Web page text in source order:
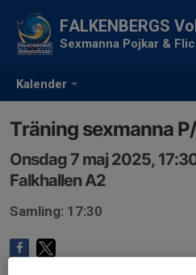
Kalender
FALKENBERGS
Sexmanna Pojkar &
Träning sexmanna
Onsdag 7 maj 2025,
Falkhallen A2
Samling: 17:30